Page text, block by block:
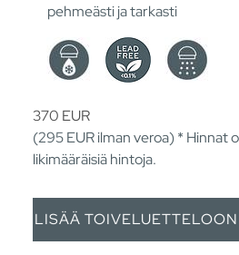
pehmeästi ja tarkasti
370 EUR
(295EURilman veroa) * Hinnat
likimääräisiä hintoja.
LISÄÄ TOIVELUETTELOON